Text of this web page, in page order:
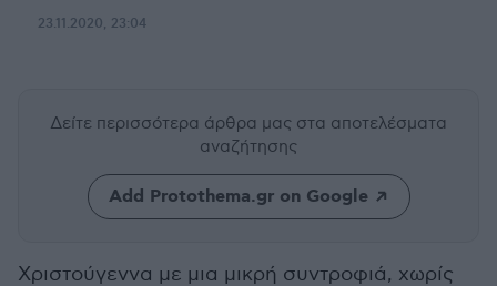
23.11.2020, 23:04
Δείτε περισσότερα άρθρα μας στα αποτελέσματα
αναζήτησης
Add Protothema.gr on Google
Χριστούγεννα με μια μικρή συντροφιά, χωρίς